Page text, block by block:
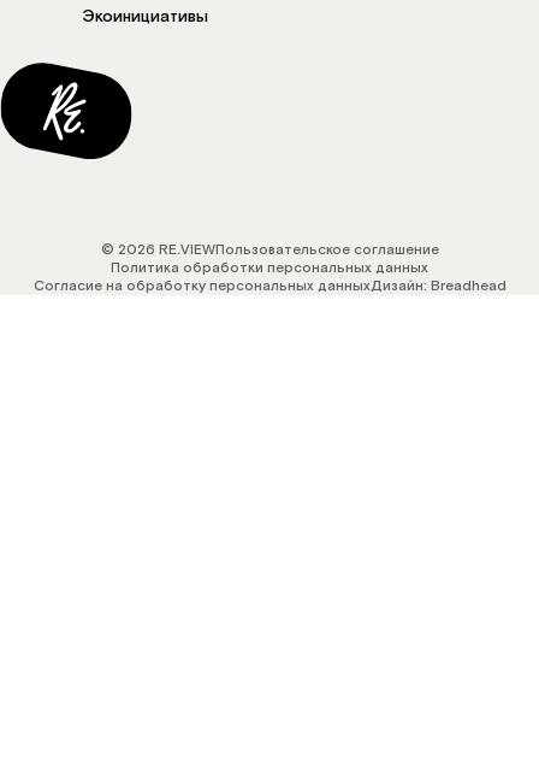
Экоинициативы
© 2026 RE.VIEWПользовательское соглашение
Политика обработки персональных данных
Согласие на обработку персональных данныхДизайн: Breadhead